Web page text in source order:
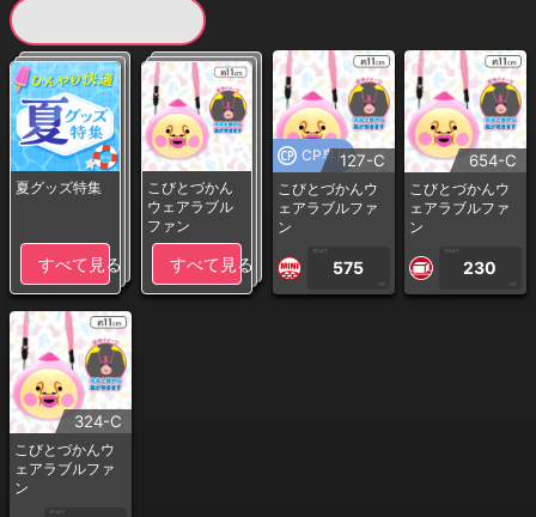
夏グッズ特集
すべて見る
こびとづかん
ウェアラブル
ファン
すべて見る
CP専用127-C
こびとづかんウ
ェアラブルファ
ン
1PLAY
575
CP
654-C
こびとづかんウ
ェアラブルファ
ン
1PLAY
230
CP
324-C
こびとづかんウ
ェアラブルファ
ン
1PLAY